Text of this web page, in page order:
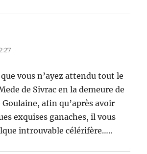
vous n’ayez attendu tout le
de Sivrac en la demeure de
afin qu’après avoir
exquises ganaches, il vous
introuvable célérifère…..